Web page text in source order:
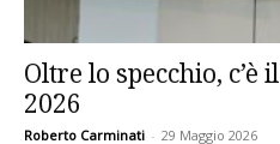
Oltre lo specchio,
2026
Roberto Carminati - 29 Maggio 2026